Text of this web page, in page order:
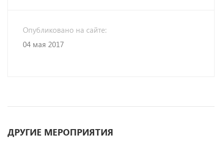
Опубликовано на сайте:
04 мая 2017
ДРУГИЕ МЕРОПРИЯТИЯ